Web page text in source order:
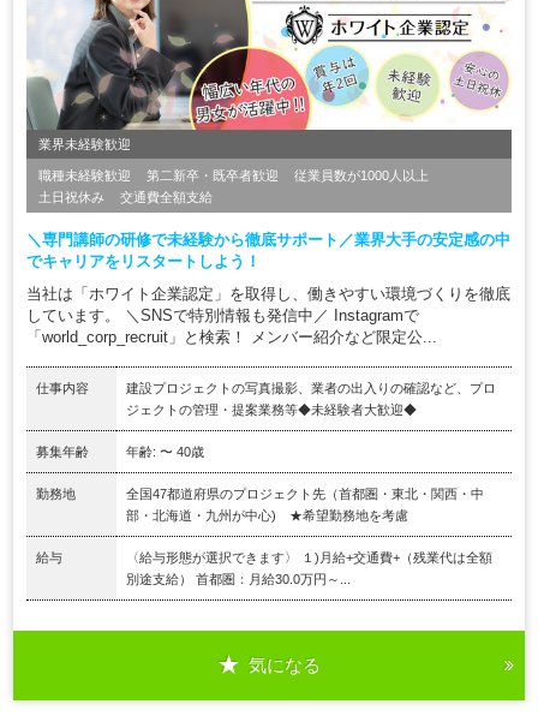
業界未経験歓迎
職種未経験歓迎 第二新卒・既卒者歓迎
従業員数が1000人以上
土日祝休み
交通費全額支給
＼専門講師の研修で未経験から徹底サポート／業界大手の安定感の中
でキャリアをリスタートしよう！
当社は「ホワイト企業認定」を取得し、働きやすい環境づくりを徹底
しています。 ＼SNSで特別情報も発信中／ Instagramで
「world_corp_recruit」と検索！ メンバー紹介など限定公...
仕事内容
建設プロジェクトの写真撮影、業者の出入りの確認など、プロ
ジェクトの管理・提案業務等◆未経験者大歓迎◆
募集年齢 年齢: 〜 40歳
勤務地
全国47都道府県のプロジェクト先（首都圏・東北・関西・中
部・北海道・九州が中心) ★希望勤務地を考慮
給与
〈給与形態が選択できます〉 １)月給+交通費+（残業代は全額
別途支給） 首都圏：月給30.0万円～...
気になる